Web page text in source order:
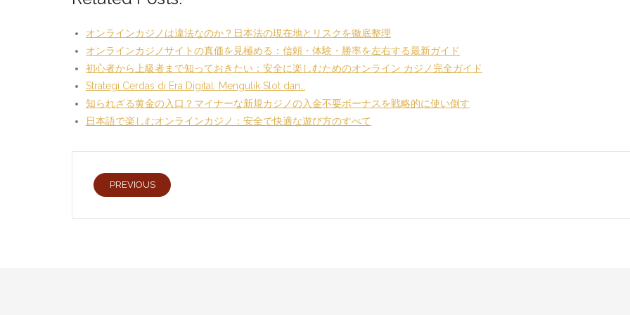
オンラインカジノは違法なのか？日本法の現在地とリスクを徹底整理
オンラインカジノサイトの真価を見極める：信頼・体験・勝率を左右する最新ガイド
初心者から上級者まで知っておきたい：安全に楽しむためのオンライン カジノ完全ガイド
Strategi Cerdas di Era Digital: Mengulik Slot dan…
知られざる黄金の入口？マイナーな新規カジノの入金不要ボーナスを戦略的に使い倒す
日本語で楽しむオンラインカジノ：安全で快適な遊び方のすべて
PREVIOUS